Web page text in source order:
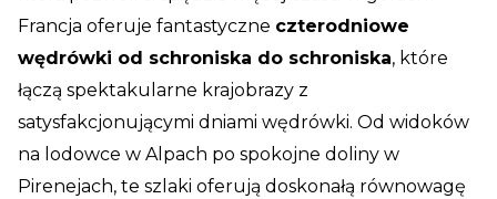
Francja oferuje fantastyczne czterodniowe
wędrówki od schroniska do schroniska, które
łączą spektakularne krajobrazy z
satysfakcjonującymi dniami wędrówki. Od widoków
na lodowce w Alpach po spokojne doliny w
Pirenejach, te szlaki oferują doskonałą równowagę